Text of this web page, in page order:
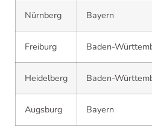
Nürnberg Bayern
Freiburg Baden-
Heidelberg Baden-
Augsburg Bayern